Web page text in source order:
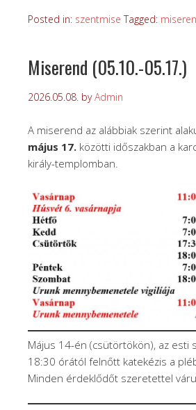
Posted in: szentmise Tagged:
Miserend (05.10.-05.17.)
2026.05.08. byAdmin
A miserend az alábbiak szerint
május 17. közötti időszakban a
király-templomban.
Május 14-én (csütörtökön), az esti
18:30 órától felnőtt katekézis a
Minden érdeklődőt szeretettel